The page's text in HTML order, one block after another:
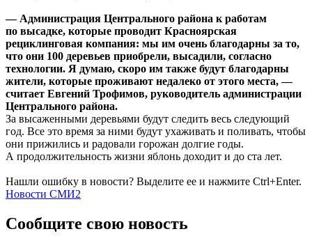
— Администрация Центрального района к работам
по высадке, которые проводит Красноярская
рециклинговая компания: мы им очень благодарны за то,
что они 100 деревьев приобрели, высадили, согласно
технологии. Я думаю, скоро им также будут благодарны
жители, которые проживают недалеко от этого места, —
считает Евгений Трофимов, руководитель администрации
Центрального района.
За высаженными деревьями будут следить весь следующий
год. Все это время за ними будут ухаживать и поливать, чтобы
они прижились и радовали горожан долгие годы.
А продолжительность жизни яблонь доходит и до ста лет.
Нашли ошибку в новости? Выделите ее и нажмите Ctrl+Enter.
Новости СМИ2
Сообщите свою новость